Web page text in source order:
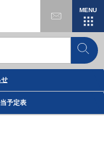
MENU
せ
予定表